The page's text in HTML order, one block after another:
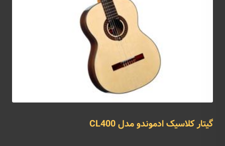
گیتار کلاسیک ادموندو مدل CL400